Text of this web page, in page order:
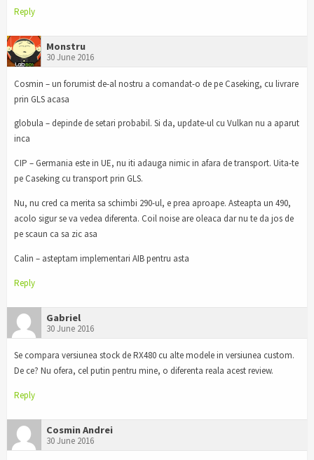
Reply
Monstru
30 June 2016
Cosmin – un forumist de-al nostru a comandat-o de pe Caseking, cu livrare
prin GLS acasa
globula – depinde de setari probabil. Si da, update-ul cu Vulkan nu a aparut
inca
CIP – Germania este in UE, nu iti adauga nimic in afara de transport. Uita-te
pe Caseking cu transport prin GLS.
Nu, nu cred ca merita sa schimbi 290-ul, e prea aproape. Asteapta un 490,
acolo sigur se va vedea diferenta. Coil noise are oleaca dar nu te da jos de
pe scaun ca sa zic asa
Calin – asteptam implementari AIB pentru asta
Reply
Gabriel
30 June 2016
Se compara versiunea stock de RX480 cu alte modele in versiunea custom.
De ce? Nu ofera, cel putin pentru mine, o diferenta reala acest review.
Reply
Cosmin Andrei
30 June 2016